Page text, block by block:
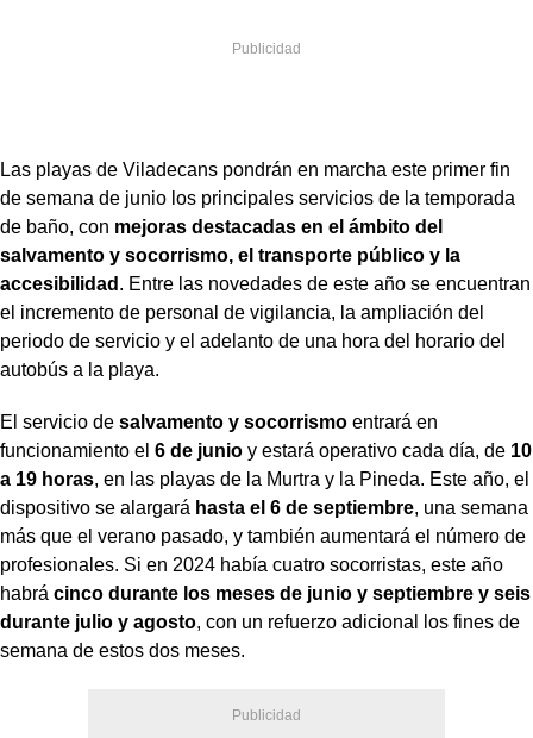
Las playas de Viladecans pondrán en marcha este primer fin
de semana de junio los principales servicios de la temporada
de baño, con mejoras destacadas en el ámbito del
salvamento y socorrismo, el transporte público y la
accesibilidad . Entre las novedades de este año se encuentran
el incremento de personal de vigilancia, la ampliación del
periodo de servicio y el adelanto de una hora del horario del
autobús a la playa.
El servicio de salvamento y socorrismo entrará en
funcionamiento el 6 de junio y estará operativo cada día, de 10
a 19 horas, en las playas de la Murtra y la Pineda. Este año, el
dispositivo se alargará hasta el 6 de septiembre, una semana
más que el verano pasado, y también aumentará el número de
profesionales. Si en 2024 había cuatro socorristas, este año
habrá cinco durante los meses de junio y septiembre y seis
durante julio y agosto, con un refuerzo adicional los fines de
semana de estos dos meses.